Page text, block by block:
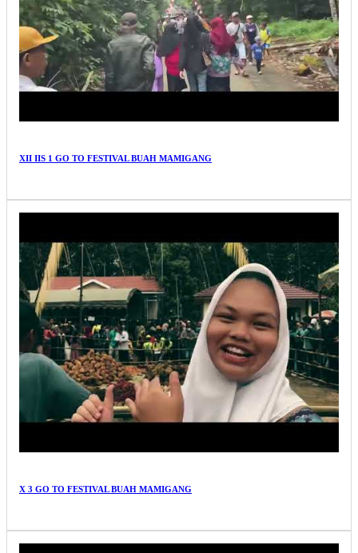
XII IIS 1 GO TO FESTIVAL BUAH MAMIGANG
X 3 GO TO FESTIVAL BUAH MAMIGANG